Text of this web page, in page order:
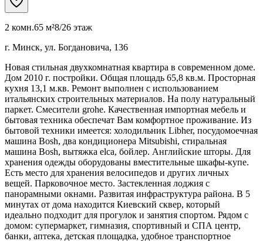
2 комн.65 м²8/26 этаж
г. Минск, ул. Богдановича, 136
Новая стильная двухкомнатная квартира в современном доме.
Дом 2010 г. постройки. Общая площадь 65,8 кв.м. Просторная
кухня 13,1 м.кв. Ремонт выполнен с использованием
итальянских строительных материалов. На полу натуральный
паркет. Смесители grohe. Качественная импортная мебель и
бытовая техника обеспечат Вам комфортное проживание. Из
бытовой техники имеется: холодильник Libher, посудомоечная
машина Bosh, два кондиционера Mitsubishi, стиральная
машина Bosh, вытяжка elca, бойлер. Английские шторы. Для
хранения одежды оборудованы вместительные шкафы-купе.
Есть место для хранения велосипедов и других личных
вещей. Парковочное место. Застекленная лоджия с
панорамными окнами. Развитая инфраструктура района. В 5
минутах от дома находится Киевский сквер, который
идеально подходит для прогулок и занятия спортом. Рядом с
домом: супермаркет, гимназия, спортивный и СПА центр,
банки, аптека, детская площадка, удобное транспортное